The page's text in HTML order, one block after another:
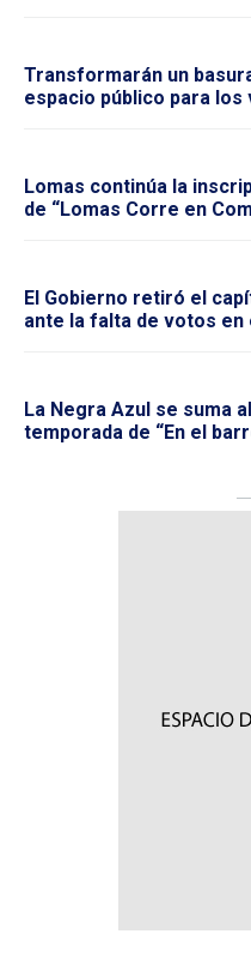
Transformarán un
espacio público para los
Lomas continúa la
de “Lomas Corre en
El Gobierno retiró el
ante la falta de votos en
La Negra Azul se suma
temporada de “En el
―